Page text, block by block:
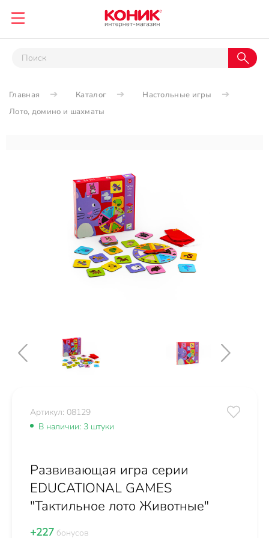
Главная Каталог
Настольные игры
Лото, домино и шахматы
Артикул: 08129
В наличии: 3 штуки
Развивающая игра серии
EDUCATIONAL GAMES
"Тактильное лото Животные"
+227 бонусов